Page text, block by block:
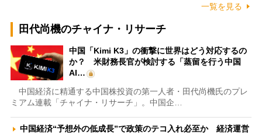
一覧を見る
田代尚機のチャイナ・リサーチ
中国「Kimi K3」の衝撃に世界はどう対応するの
か？ 米財務長官が検討する「蒸留を行う中国
AI…
中国経済に精通する中国株投資の第一人者・田代尚機氏のプレ
ミアム連載「チャイナ・リサーチ」。中国企…
中国経済“予想外の低成長”で政策のテコ入れ必至か 経済運営